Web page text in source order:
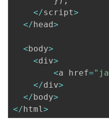
</script>
</head>
<body>
<div>
<a href=
</div>
</body>
</html >